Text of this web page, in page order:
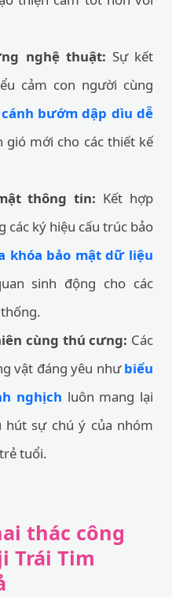
nghệ thuật: Sự kết
cảm con người cùng
bướm dập dìu dễ
gió mới cho các thiết kế
thông tin: Kết hợp
các ký hiệu cấu trúc bảo
khóa bảo mật dữ liệu
sinh động cho các
cùng thú cưng: Các
vật đáng yêu nhưbiểu
nghịch luôn mang lại
sự chú ý của nhóm
tuổi.
thác công
Trái Tim